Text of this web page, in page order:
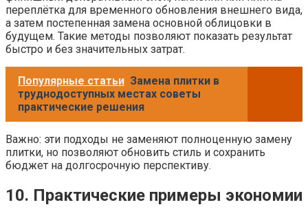
переплётка для временного обновления внешнего вида,
а затем постепенная замена основной облицовки в
будущем. Такие методы позволяют показать результат
быстро и без значительных затрат.
Популярные статьи Замена плитки в
труднодоступных местах советы
практические решения
Важно: эти подходы не заменяют полноценную замену
плитки, но позволяют обновить стиль и сохранить
бюджет на долгосрочную перспективу.
10. Практические примеры экономии